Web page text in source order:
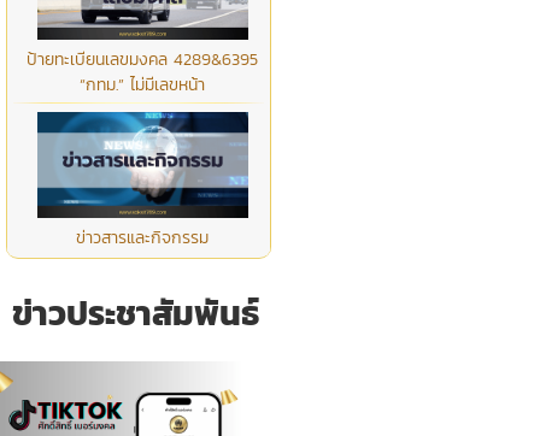
ป้ายทะเบียนเลขมงคล 4289&6395
“กทม.” ไม่มีเลขหน้า
ข่าวสารและกิจกรรม
ข่าวประชาสัมพันธ์